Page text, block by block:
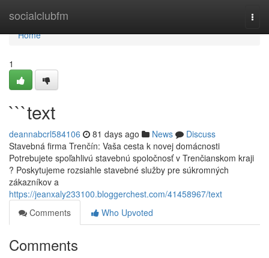
socialclubfm
Home
Home
1
```text
deannabcrl584106 81 days ago News
Discuss
Stavebná firma Trenčín: Vaša cesta k novej domácnosti
Potrebujete spoľahlivú stavebnú spoločnosť v Trenčianskom kraji
? Poskytujeme rozsiahle stavebné služby pre súkromných
zákazníkov a
https://jeanxaly233100.bloggerchest.com/41458967/text
Comments
Who Upvoted
Comments